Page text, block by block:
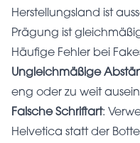
Herstellungsland ist
Prägung ist
Häufige Fehler bei
Ungleichmäßige
eng oder zu weit
Falsche Schriftart:
Helvetica statt der